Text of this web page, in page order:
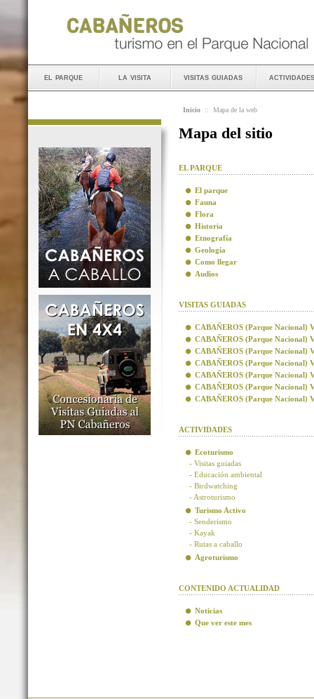
el parque la visita visitas guiadas actividades
Inicio :: Mapa de la web
Mapa del sitio
EL PARQUE
El parque
Fauna
Flora
Historia
Etnografía
Geología
Como llegar
Audios
VISITAS GUIADAS
CABAÑEROS (Parque Nacional)
CABAÑEROS (Parque Nacional)
CABAÑEROS (Parque Nacional)
CABAÑEROS (Parque Nacional)
CABAÑEROS (Parque Nacional)
CABAÑEROS (Parque Nacional)
CABAÑEROS (Parque Nacional)
ACTIVIDADES
Ecoturismo
- Visitas guiadas
- Educación ambiental
- Birdwatching
- Astroturismo
Turismo Activo
- Senderismo
- Kayak
- Rutas a caballo
Agroturismo
CONTENIDO ACTUALIDAD
Noticias
Que ver este mes